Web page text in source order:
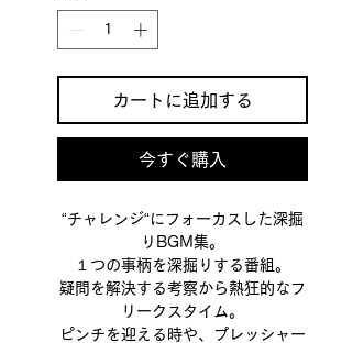
カートに追加する
今すぐ購入
“チャレンジ“にフォーカスした深掘
りBGM集。
１つの事柄を深掘りする番組。
疑問を解決する考察から熱狂的なフ
リークスタイム。
ピンチを迎える時や、プレッシャー